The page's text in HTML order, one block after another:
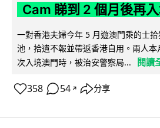
Cam 睇到 2 個月後再
一對香港夫婦今年 5 月遊澳門乘的士
池，拾遺不報並帶返香港自用。兩人
次入境澳門時，被治安警察局...
閱讀
358 54 ↗ 分享